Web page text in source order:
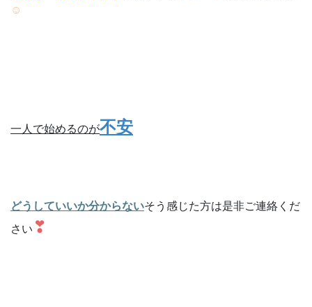
☺
一人で始めるのが不安
どうしていいか分からないそう感じた方は是非ご連絡くだ
さい ❣